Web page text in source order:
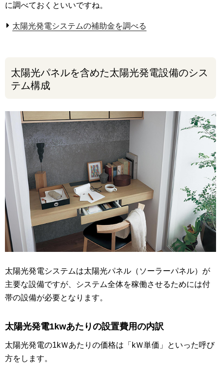
に調べておくといいですね。
太陽光発電システムの補助金を調べる
太陽光パネルを含めた太陽光発電設備のシス
テム構成
太陽光発電システムは太陽光パネル（ソーラーパネル）が
主要な設備ですが、システム全体を稼働させるためには付
帯の設備が必要となります。
太陽光発電1kwあたりの設置費用の内訳
太陽光発電の1kＷあたりの価格は「kＷ単価」といった呼び
方をします。